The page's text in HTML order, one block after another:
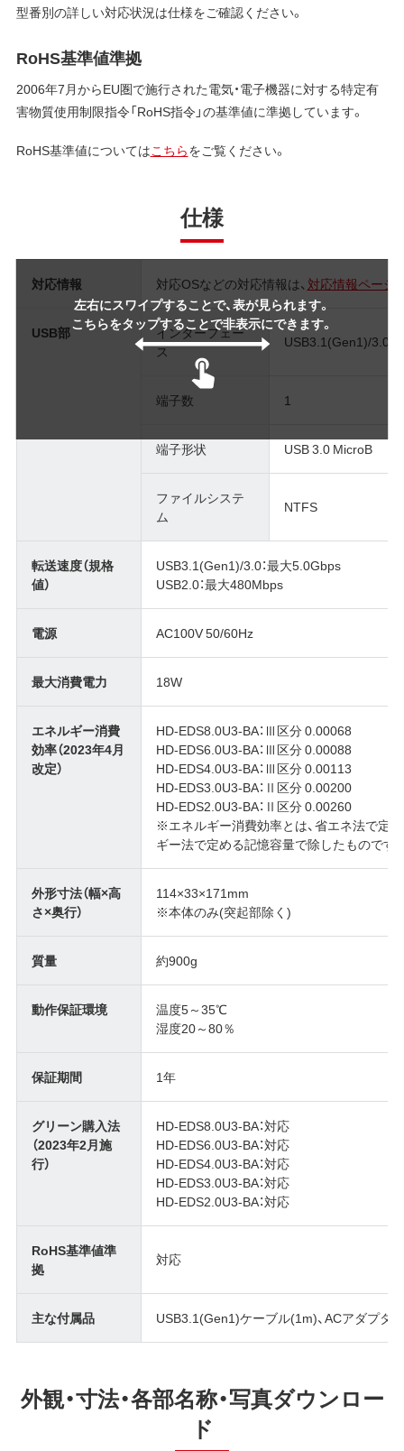
型番別の詳しい対応状況は仕様をご確認ください。
RoHS基準値準拠
2006年7月からEU圏で施行された電気・電子機器に対する特定有
害物質使用制限指令「RoHS指令」の基準値に準拠しています。
RoHS基準値についてはこちらをご覧ください。
仕様
左右にスワイプすることで、表が見られます。
こちらをタップすることで非表示にできます。
対応情報 対応OSなどの対応情報は、 対応情報ページ
USB部
インターフェー
ス
USB3.1(Gen1)/3.0/
端子数 1
端子形状 USB 3.0 MicroB
ファイルシステ
ム
NTFS
転送速度（規格
値）
USB3.1(Gen1)/3.0：最大5.0Gbps
USB2.0：最大480Mbps
電源 AC100V 50/60Hz
最大消費電力 18W
エネルギー消費
効率（2023年4月
改定）
HD-EDS8.0U3-BA：Ⅲ区分 0.00068
HD-EDS6.0U3-BA：Ⅲ区分 0.00088
HD-EDS4.0U3-BA：Ⅲ区分 0.00113
HD-EDS3.0U3-BA：Ⅱ区分 0.00200
HD-EDS2.0U3-BA：Ⅱ区分 0.00260
※エネルギー消費効率とは、省エネ法で定
ギー法で定める記憶容量で除したものです
外形寸法（幅×高
さ×奥行）
114×33×171mm
※本体のみ(突起部除く)
質量 約900g
動作保証環境
温度5～35℃
湿度20～80％
保証期間 1年
グリーン購入法
（2023年2月施
行）
HD-EDS8.0U3-BA：対応
HD-EDS6.0U3-BA：対応
HD-EDS4.0U3-BA：対応
HD-EDS3.0U3-BA：対応
HD-EDS2.0U3-BA：対応
RoHS基準値準
拠
対応
主な付属品 USB3.1(Gen1)ケーブル(1m)、ACアダプター
外観・寸法・各部名称・写真ダウンロー
ド